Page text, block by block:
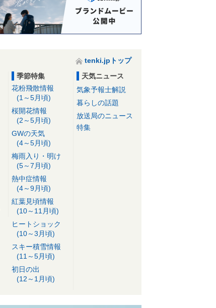
tenki.jpトップ
季節特集
花粉飛散情報
(1～5月頃)
桜開花情報
(2～5月頃)
GWの天気
(4～5月頃)
梅雨入り・明け
(5～7月頃)
熱中症情報
(4～9月頃)
紅葉見頃情報
(10～11月頃)
ヒートショック
(10～3月頃)
スキー積雪情報
(11～5月頃)
初日の出
(12～1月頃)
天気ニュース
気象予報士解説
暮らしの話題
放送局のニュース
特集